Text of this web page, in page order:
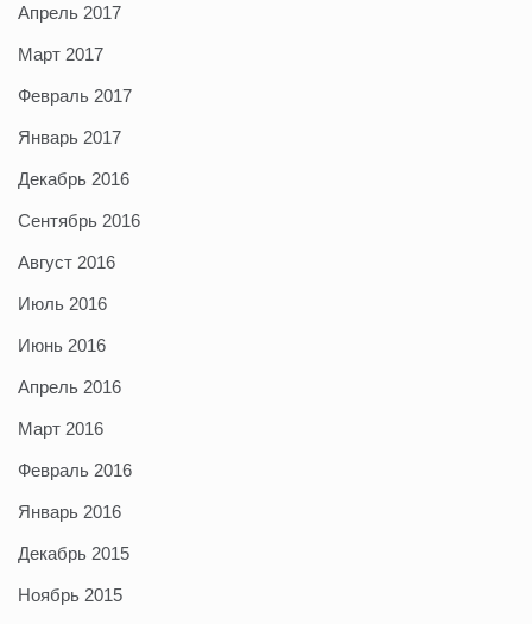
Апрель 2017
Март 2017
Февраль 2017
Январь 2017
Декабрь 2016
Сентябрь 2016
Август 2016
Июль 2016
Июнь 2016
Апрель 2016
Март 2016
Февраль 2016
Январь 2016
Декабрь 2015
Ноябрь 2015